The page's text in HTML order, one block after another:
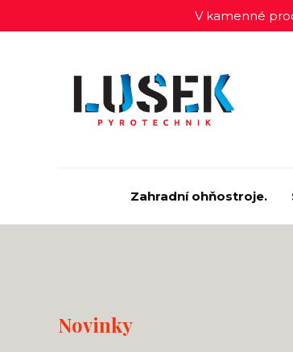
V kamenné
Zahradní ohňostroje.
Novinky